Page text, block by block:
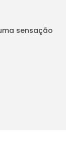
sensação